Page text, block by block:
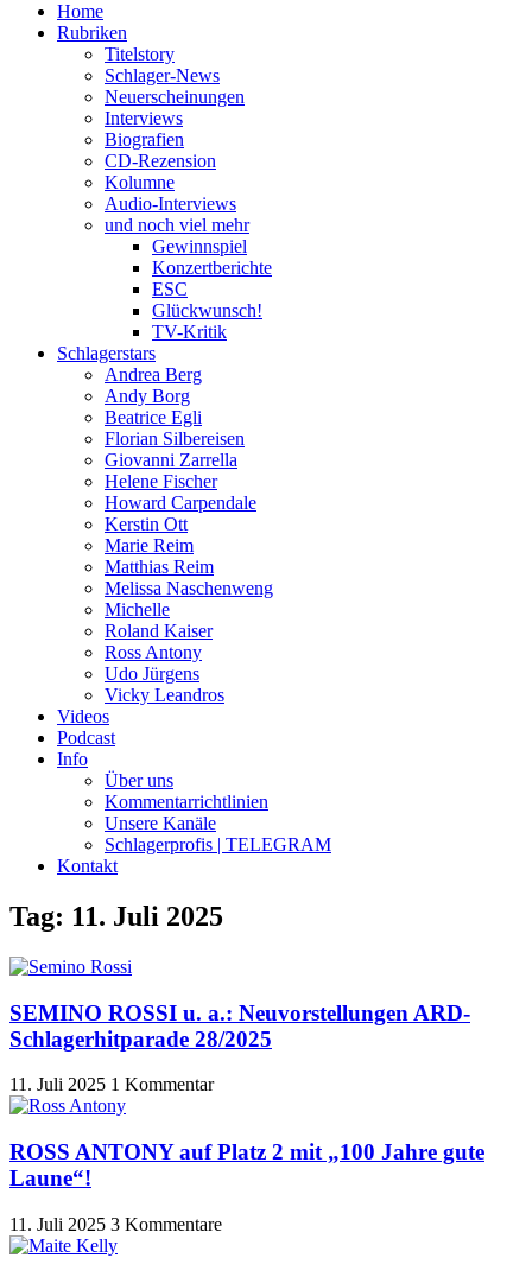
Home
Rubriken
Titelstory
Schlager-News
Neuerscheinungen
Interviews
Biografien
CD-Rezension
Kolumne
Audio-Interviews
und noch viel mehr
Gewinnspiel
Konzertberichte
ESC
Glückwunsch!
TV-Kritik
Schlagerstars
Andrea Berg
Andy Borg
Beatrice Egli
Florian Silbereisen
Giovanni Zarrella
Helene Fischer
Howard Carpendale
Kerstin Ott
Marie Reim
Matthias Reim
Melissa Naschenweng
Michelle
Roland Kaiser
Ross Antony
Udo Jürgens
Vicky Leandros
Videos
Podcast
Info
Über uns
Kommentarrichtlinien
Unsere Kanäle
Schlagerprofis | TELEGRAM
Kontakt
Tag: 11. Juli 2025
SEMINO ROSSI u. a.: Neuvorstellungen ARD-
Schlagerhitparade 28/2025
11. Juli 2025 1 Kommentar
ROSS ANTONY auf Platz 2 mit „100 Jahre gute
Laune“!
11. Juli 2025 3 Kommentare